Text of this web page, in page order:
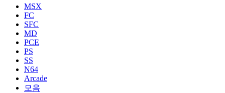
MSX
FC
SFC
MD
PCE
PS
SS
N64
Arcade
모음